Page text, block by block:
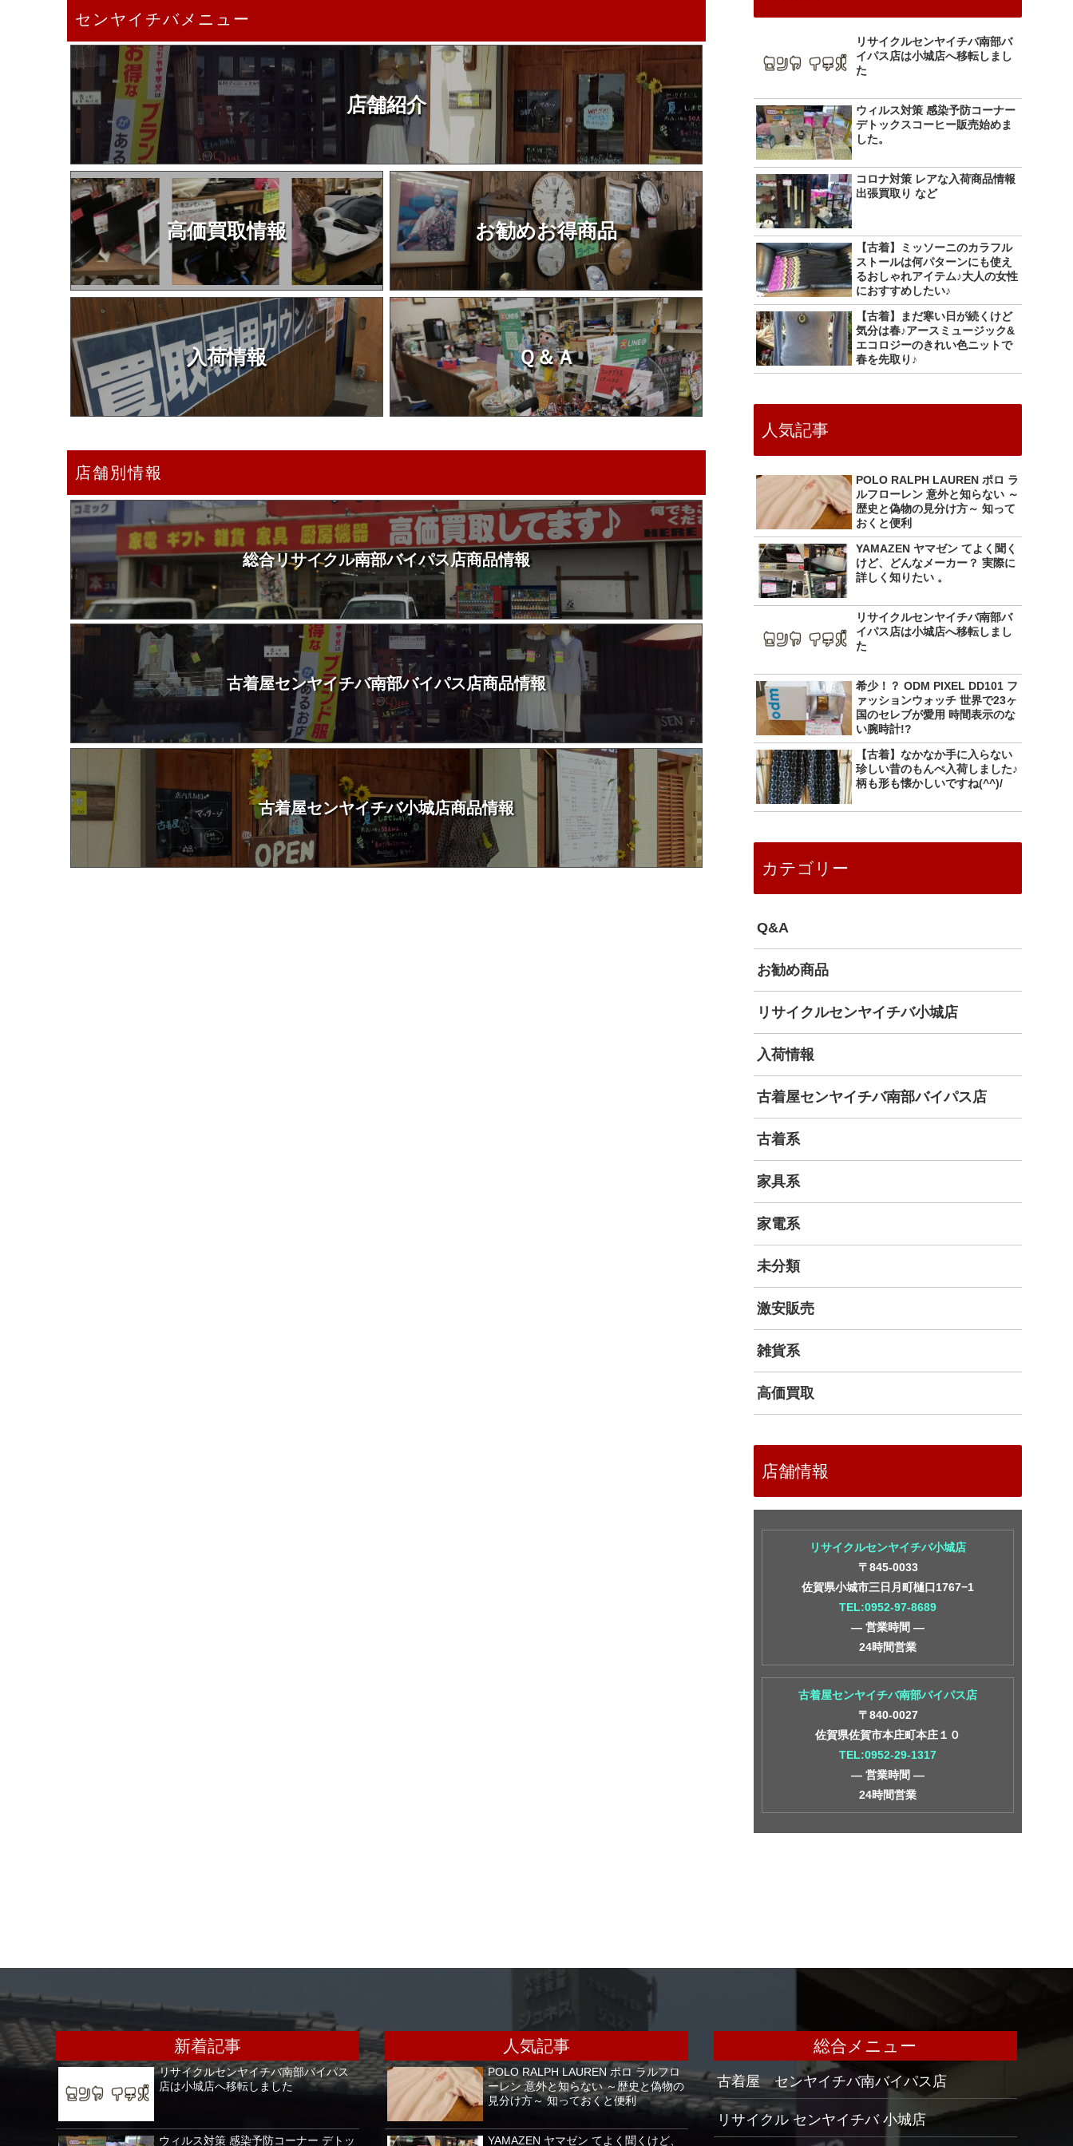
センヤイチバメニュー
店舗紹介
高価買取情報 お勧めお得商品
入荷情報 Ｑ＆Ａ
店舗別情報
総合リサイクル南部バイパス店商品情報
古着屋センヤイチバ南部バイパス店商品情報
古着屋センヤイチバ小城店商品情報
リサイクルセンヤイチバ南部バ
イパス店は小城店へ移転しまし
た
ウィルス対策 感染予防コーナー
デトックスコーヒー販売始めま
した。
コロナ対策 レアな入荷商品情報
出張買取り など
【古着】ミッソーニのカラフル
ストールは何パターンにも使え
るおしゃれアイテム♪大人の女性
におすすめしたい♪
【古着】まだ寒い日が続くけど
気分は春♪アースミュージック&
エコロジーのきれい色ニットで
春を先取り♪
人気記事
POLO RALPH LAUREN ポロ ラ
ルフローレン 意外と知らない ～
歴史と偽物の見分け方～ 知って
おくと便利
YAMAZEN ヤマゼン てよく聞く
けど、どんなメーカー？ 実際に
詳しく知りたい 。
リサイクルセンヤイチバ南部バ
イパス店は小城店へ移転しまし
た
希少！？ ODM PIXEL DD101 フ
ァッションウォッチ 世界で23ヶ
国のセレブが愛用 時間表示のな
い腕時計!?
【古着】なかなか手に入らない
珍しい昔のもんぺ入荷しました♪
柄も形も懐かしいですね(^^)/
カテゴリー
Q&A
お勧め商品
リサイクルセンヤイチバ小城店
入荷情報
古着屋センヤイチバ南部バイパス店
古着系
家具系
家電系
未分類
激安販売
雑貨系
高価買取
店舗情報
リサイクルセンヤイチバ小城店
〒845-0033
佐賀県小城市三日月町樋口1767−1
TEL:0952-97-8689
― 営業時間 ―
24時間営業
古着屋センヤイチバ南部バイパス店
〒840-0027
佐賀県佐賀市本庄町本庄１０
TEL:0952-29-1317
― 営業時間 ―
24時間営業
新着記事
リサイクルセンヤイチバ南部バイパス
店は小城店へ移転しました
ウィルス対策 感染予防コーナー デトッ
人気記事
POLO RALPH LAUREN ポロ ラルフロ
ーレン 意外と知らない ～歴史と偽物の
見分け方～ 知っておくと便利
YAMAZEN ヤマゼン てよく聞くけど、
総合メニュー
古着屋 センヤイチバ南バイパス店
リサイクル センヤイチバ 小城店